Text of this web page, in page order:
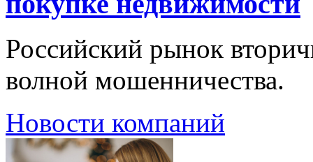
Российский рынок
волной мошенничества.
Новости компаний